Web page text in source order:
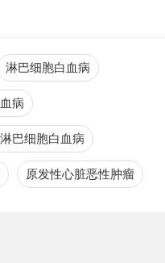
淋巴细胞白血病
病
巴细胞白血病
原发性心脏恶性肿瘤